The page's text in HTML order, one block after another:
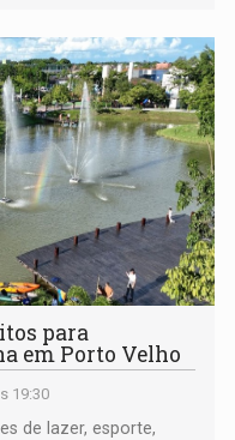
para
em Porto Velho
19:30
de lazer, esporte,